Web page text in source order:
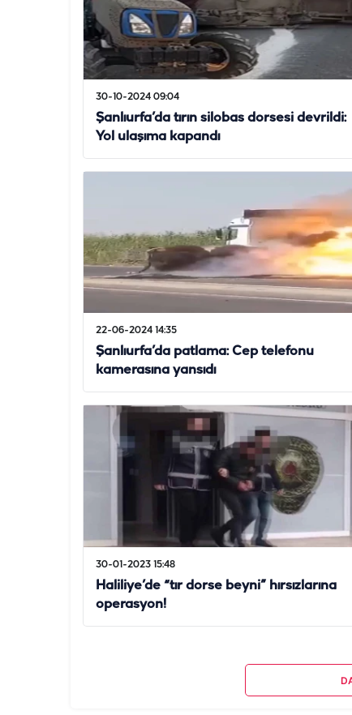
30-10-2024 09:04
Şanlıurfa’da tırın silobas dorsesi devrildi:
Yol ulaşıma kapandı
22-06-2024 14:35
Şanlıurfa’da patlama: Cep telefonu
kamerasına yansıdı
30-01-2023 15:48
Haliliye’de “tır dorse beyni” hırsızlarına
operasyon!